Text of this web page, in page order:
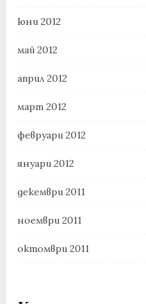
юни 2012
май 2012
април 2012
март 2012
февруари 2012
януари 2012
декември 2011
ноември 2011
октомври 2011